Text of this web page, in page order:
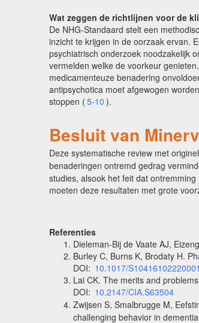
Wat zeggen de richtlijnen voor de
De NHG-Standaard stelt een
inzicht te krijgen in de oorzaak ervan.
psychiatrisch onderzoek noodzakelijk
vermelden welke de voorkeur
medicamenteuze benadering
antipsychotica moet afgewogen
stoppen ( 5-10 ).
Besluit van
Deze systematische review met
benaderingen ontremd gedrag
studies, alsook het feit dat
moeten deze resultaten met grote
Referenties
Dieleman-Bij de Vaate AJ,
Burley C, Burns K, Brodaty H.
DOI: 10.1017/
Lai CK. The merits and
DOI: 10.2147/CIA.S63504
Zwijsen S, Smalbrugge M,
challenging behavior in